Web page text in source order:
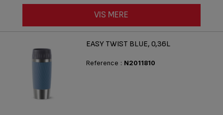
VIS MERE
EASY TWIST BLUE, 0,36L
Reference : N2011810